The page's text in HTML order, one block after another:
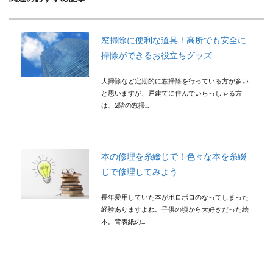
窓掃除に便利な道具！高所でも安全に
掃除ができるお役立ちグッズ
大掃除など定期的に窓掃除を行っている方が多い
と思いますが、戸建てに住んでいらっしゃる方
は、2階の窓掃...
本の修理を糸綴じで！色々な本を糸綴
じで修理してみよう
長年愛用していた本がボロボロのなってしまった
経験ありますよね。子供の頃から大好きだった絵
本。背表紙の...